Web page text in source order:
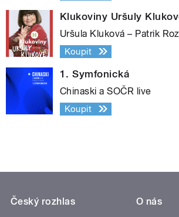
Klukoviny Uršuly
Uršula Kluková – Patrik
Koupit
1. Symfonická
Chinaski a SOČR live
Koupit
Český rozhlas
O nás